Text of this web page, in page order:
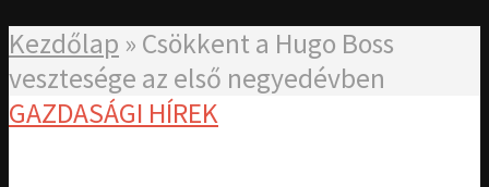
Kezdőlap » Csökkent a Hugo Boss
vesztesége az első negyedévben
GAZDASÁGI HÍREK